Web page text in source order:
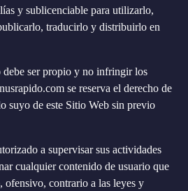
y sublicenciable para utilizarlo,
traducirlo y distribuirlo en
ser propio y no infringir los
se reserva el derecho de
suyo de este Sitio Web sin previo
a supervisar sus actividades
cualquier contenido de usuario que
ofensivo, contrario a las leyes y